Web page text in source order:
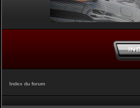
Index du forum